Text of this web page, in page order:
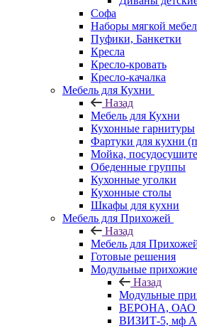
Софа
Наборы мягкой
Пуфики, Банкетки
Кресла
Кресло-кровать
Кресло-качалка
Мебель для Кухни
Назад
Мебель для Кухни
Кухонные гарнитуры
Фартуки для кухни
Мойка,
Обеденные группы
Кухонные уголки
Кухонные столы
Шкафы для кухни
Мебель для Прихожей
Назад
Мебель для
Готовые решения
Модульные прихожие
Назад
Модульные
ВЕРОНА,
ВИЗИТ-5, мф